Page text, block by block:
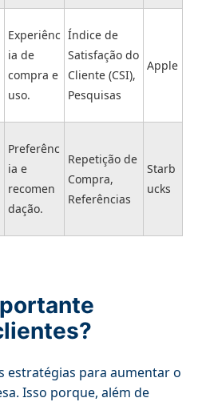
Experiênc
ia de
compra e
uso.
Índice de
Satisfação do
Cliente (CSI),
Pesquisas
Apple
Preferênc
ia e
recomen
dação.
Repetição de
Compra,
Referências
Starb
ucks
estratégias para aumentar o
Isso porque, além de